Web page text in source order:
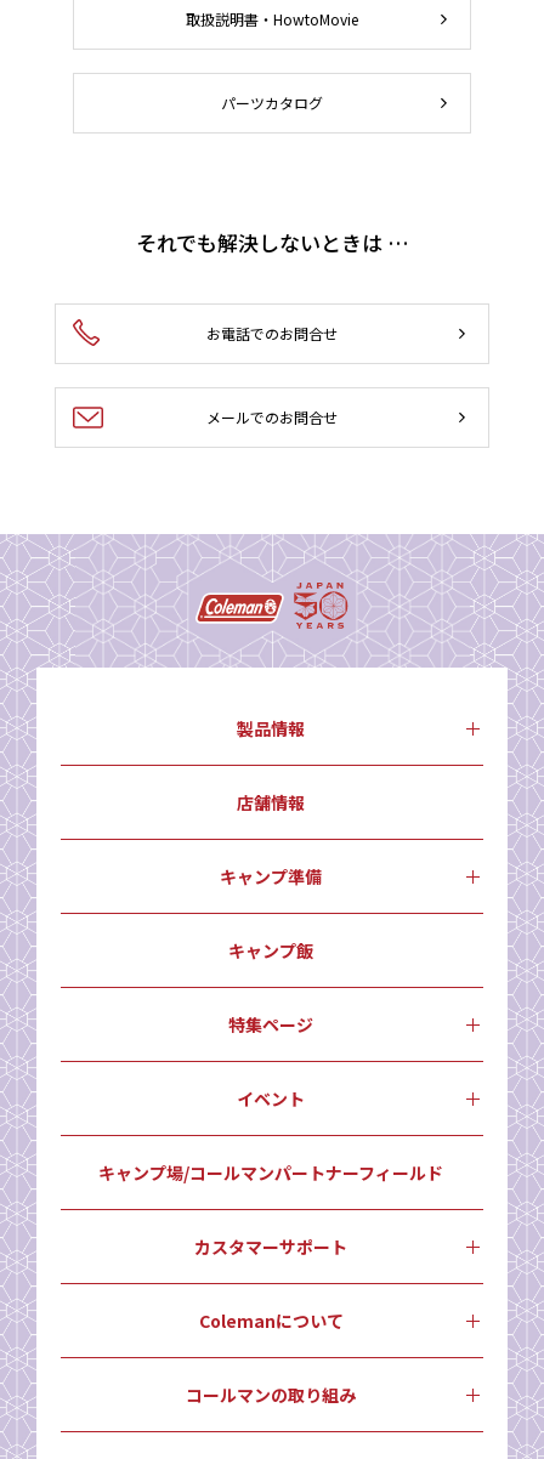
取扱説明書・HowtoMovie
パーツカタログ
それでも解決しないときは …
お電話でのお問合せ
メールでのお問合せ
製品情報
店舗情報
キャンプ準備
キャンプ飯
特集ページ
イベント
キャンプ場/コールマンパートナーフィールド
カスタマーサポート
Colemanについて
コールマンの取り組み